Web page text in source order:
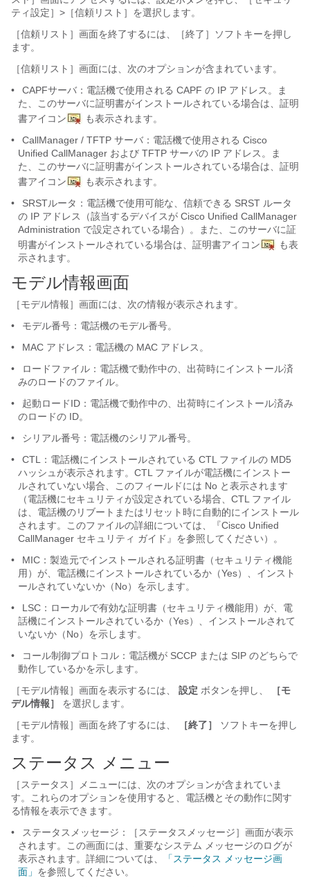
ティ設定］>［信頼リスト］を選択します。
［信頼リスト］画面を終了するには、［終了］ソフトキーを押し
ます。
［信頼リスト］画面には、次のオプションが含まれています。
•
CAPFサーバ：電話機で使用される CAPF の IP アドレス。ま
た、このサーバに証明書がインストールされている場合は、証明
書アイコン
も表示されます。
•
CallManager / TFTP サーバ：電話機で使用される Cisco
Unified CallManager および TFTP サーバの IP アドレス。ま
た、このサーバに証明書がインストールされている場合は、証明
書アイコン
も表示されます。
•
SRSTルータ： 電話機で使用可能な、信頼できる SRST ルータ
の IP アドレス（該当するデバイスが Cisco Unified CallManager
Administration で設定されている場合）。また、このサーバに証
明書がインストールされている場合は、証明書アイコン
も表
示されます。
モデル情報画面
［モデル情報］画面には、次の情報が表示されます。
•
モデル番号：電話機のモデル番号。
•
MAC アドレス：電話機の MAC アドレス。
•
ロードファイル：電話機で動作中の、出荷時にインストール済
みのロードのファイル。
•
起動ロードID：電話機で動作中の、出荷時にインストール済み
のロードの ID。
•
シリアル番号：電話機のシリアル番号。
•
CTL：電話機にインストールされている CTL ファイルの MD5
ハッシュが表示されます。CTL ファイルが電話機にインストー
ルされていない場合、このフィールドには No と表示されます
（電話機にセキュリティが設定されている場合、CTL ファイル
は、電話機のリブートまたはリセット時に自動的にインストール
されます。このファイルの詳細については、『Cisco Unified
CallManager セキュリティ ガイド』を参照してください）。
•
MIC：製造元でインストールされる証明書（セキュリティ機能
用）が、電話機にインストールされているか（Yes）、インスト
ールされていないか（No）を示します。
•
LSC： ローカルで有効な証明書（セキュリティ機能用）が、電
話機にインストールされているか（Yes）、インストールされて
いないか（No）を示します。
•
コール制御プロトコル：電話機が SCCP または SIP のどちらで
動作しているかを示します。
［モデル情報］画面を表示するには、
設定 ボタンを押し、
［モ
デル情報］
を選択します。
［モデル情報］画面を終了するには、
［終了］
ソフトキーを押し
ます。
ステータス メニュー
［ステータス］メニューには、次のオプションが含まれていま
す。これらのオプションを使用すると、電話機とその動作に関す
る情報を表示できます。
•
ステータスメッセージ：［ステータスメッセージ］画面が表示
されます。この画面には、重要なシステム メッセージのログが
表示されます。詳細については、
「ステータス メッセージ画
面」 を参照してください。